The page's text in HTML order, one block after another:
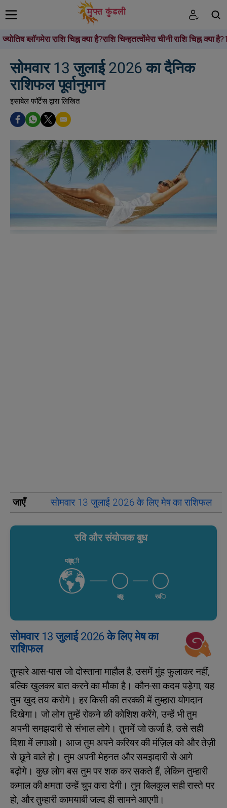
ज्योतिष ब्लॉगमेरा राशि चिह्न क्या है?राशि चिन्हतत्वोंमेरा चीनी राशि चिह्न क्या है?
खोजें
सोमवार 13 जुलाई 2026 का दैनिक
राशिफल पूर्वानुमान
इसाबेल फॉर्टेस द्वारा लिखित
जाएँ सोमवार 13 जुलाई 2026 के लिए मेष का राशिफल
रवि और संयोजक बुध
पृथ्वी
बुध रवि
सोमवार 13 जुलाई 2026 के लिए मेष का
राशिफल
तुम्हारे आस-पास जो दोस्ताना माहौल है, उसमें मुंह फुलाकर नहीं,
बल्कि खुलकर बात करने का मौका है। कौन-सा कदम पड़ेगा, यह
तुम खुद तय करोगे। हर किसी की तरक्की में तुम्हारा योगदान
दिखेगा। जो लोग तुम्हें रोकने की कोशिश करेंगे, उन्हें भी तुम
अपनी समझदारी से संभाल लोगे। तुममें जो ऊर्जा है, उसे सही
दिशा में लगाओ। आज तुम अपने करियर की मंज़िल को और तेज़ी
से छूने वाले हो। तुम अपनी मेहनत और समझदारी से आगे
बढ़ोगे। कुछ लोग बस तुम पर शक कर सकते हैं, लेकिन तुम्हारी
कमाल की क्षमता उन्हें चुप करा देगी। तुम बिलकुल सही रास्ते पर
हो, और तुम्हारी कामयाबी जल्द ही सामने आएगी।